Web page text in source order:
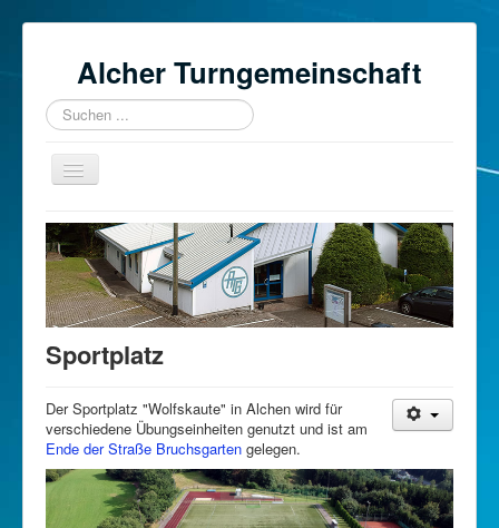
Alcher Turngemeinschaft
Suchen
...
Toggle
Navigation
Start
Über uns
Sportarten
Sportstätten
Mitglied werden
Sportplatz
Der Sportplatz "Wolfskaute" in Alchen wird für
verschiedene Übungseinheiten genutzt und ist am
Ende der Straße Bruchsgarten gelegen.